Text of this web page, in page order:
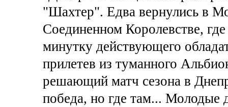
"Шахтер". Едва вернулись в
Соединенном Королевстве,
минутку действующего
прилетев из туманного
решающий матч сезона в
победа, но где там... Молодые